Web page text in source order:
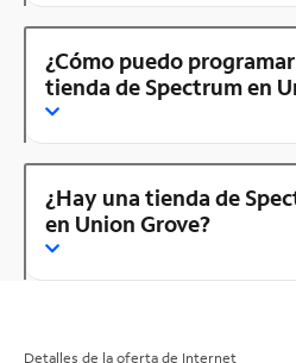
¿Cómo puedo
tienda de Spectrum en
¿Hay una tienda de
en Union Grove?
Detalles de la oferta de Internet